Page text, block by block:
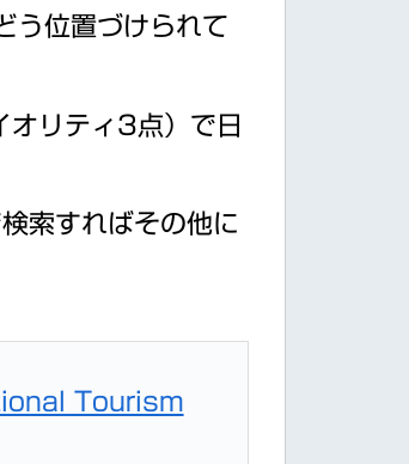
う位置づけられて
オリティ3点）で日
索すればその他に
Tourism